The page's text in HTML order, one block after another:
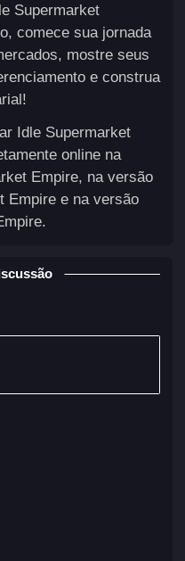
Supermarket
comece sua jornada
mostre seus
e construa
Idle Supermarket
online na
Empire, na versão
Empire e na versão